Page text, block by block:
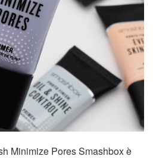
Minimize Pores Smashbox è